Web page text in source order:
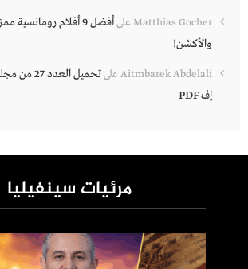
Matthias Gocher على
أفضل 9 أفلام رومانسية
والأكشن!
Aitmbarek Abdelali على
تحميل
إف PDF
مرئيات سينفيليا